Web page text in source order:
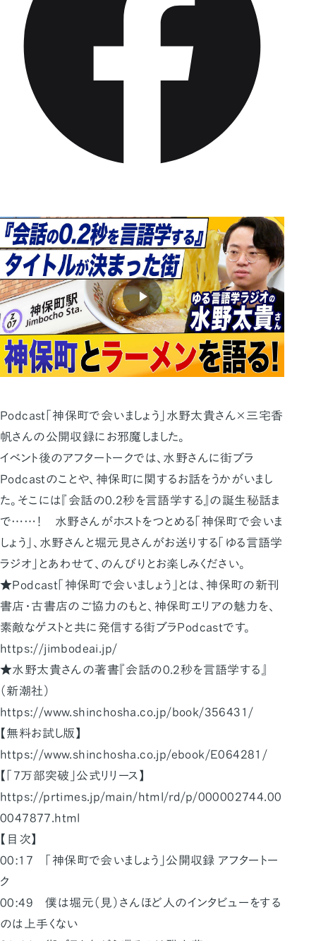
Podcast「神保町で会いましょう」水野太貴さん×三宅香
帆さんの公開収録にお邪魔しました。
イベント後のアフタートークでは、水野さんに街ブラ
Podcastのことや、神保町に関するお話をうかがいまし
た。そこには『会話の0.2秒を言語学する』の誕生秘話ま
で……！ 水野さんがホストをつとめる「神保町で会いま
しょう」、水野さんと堀元見さんがお送りする「ゆる言語学
ラジオ」とあわせて、のんびりとお楽しみください。
★Podcast「神保町で会いましょう」とは、神保町の新刊
書店・古書店のご協力のもと、神保町エリアの魅力を、
素敵なゲストと共に発信する街ブラPodcastです。
https://jimbodeai.jp/
★水野太貴さんの著書『会話の0.2秒を言語学する』
（新潮社）
https://www.shinchosha.co.jp/book/356431/
【無料お試し版】
https://www.shinchosha.co.jp/ebook/E064281/
【「7万部突破」公式リリース】
https://prtimes.jp/main/html/rd/p/000002744.00
0047877.html
【目次】
00:17 「神保町で会いましょう」公開収録 アフタートー
ク
00:49 僕は堀元（見）さんほど人のインタビューをする
のは上手くない